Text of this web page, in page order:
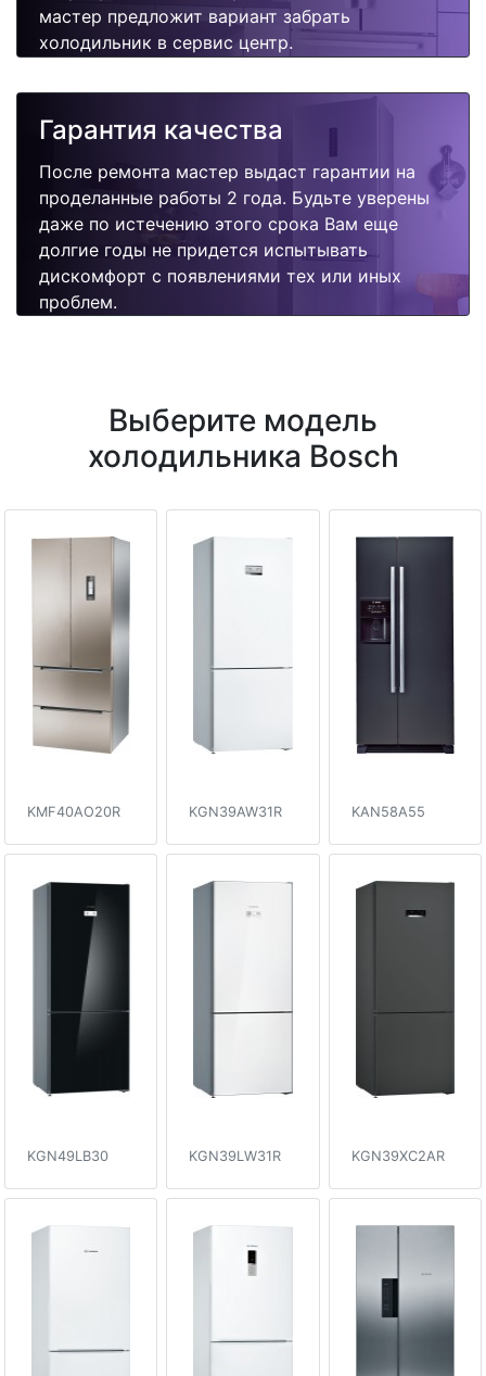
мастер предложит вариант забрать
холодильник в сервис центр.
Гарантия качества
После ремонта мастер выдаст гарантии на
проделанные работы 2 года. Будьте уверены
даже по истечению этого срока Вам еще
долгие годы не придется испытывать
дискомфорт с появлениями тех или иных
проблем.
Выберите модель
холодильника Bosch
KMF40AO20R KGN39AW31R KAN58A55
KGN49LB30 KGN39LW31R KGN39XC2AR